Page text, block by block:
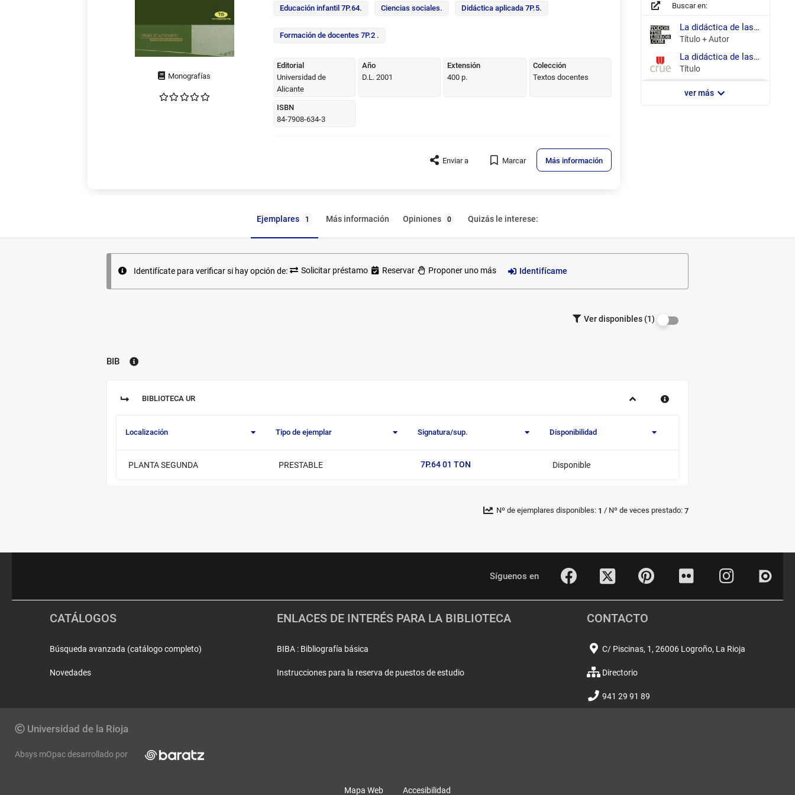
Tipo
documento
Educación infantil 7P.64. Ciencias sociales. Didáctica aplicada 7P.5.
Formación de docentes 7P.2 .
Editorial
Universidad de
Alicante
Año
D.L. 2001
Extensión
400 p.
Colección
Textos docentes
ISBN
84-7908-634-3
Enviar a Marcar Más información
Buscar en:
todostuslibros.com La didáctica de las ciencias sociales en la formación del profesorado de educación infantil / Tonda Monllor, Emilia Mª.
Título + Autor
REBIUN La didáctica de las ciencias sociales en la formación del profesorado de educación infantil /
Título
ver más
Ejemplares 1 Más información Opiniones 0 Quizás le interese:
Ejemplares
Identifícate para verificar si hay opción de: Solicitar préstamo Reservar Proponer uno más Identifícame
ejemplares
Ver disponibles (1)
Biblioteca:
BIB
Sucursal:
BIBLIOTECA UR
Localización Tipo de ejemplar Signatura/sup.
Disponibilidad
PLANTA SEGUNDA PRESTABLE 7P.64 01 TON Disponible
Nº de ejemplares disponibles: 1 / Nº de veces prestado: 7
Síguenos en Facebook Twitter Pinterest Instagram
CATÁLOGOS
Búsqueda avanzada (catálogo completo)
Novedades
ENLACES DE INTERÉS PARA LA BIBLIOTECA
BIBA : Bibliografía básica
Instrucciones para la reserva de puestos de estudio
CONTACTO
C/ Piscinas, 1, 26006 Logroño, La Rioja
Directorio
941 29 91 89
CopyrightUniversidad de la Rioja
Absys mOpac desarrollado por
Mapa Web Accesibilidad